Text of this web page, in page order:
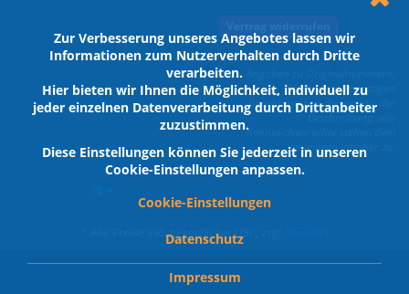
Zur Verbesserung unseres Angebotes lassen wir
Informationen zum Nutzerverhalten durch Dritte
verarbeiten.
Hier bieten wir Ihnen die Möglichkeit, individuell zu
jeder einzelnen Datenverarbeitung durch Drittanbeiter
zuzustimmen.
Diese Einstellungen können Sie jederzeit in unseren
Cookie-Einstellungen anpassen.
Cookie-Einstellungen
Datenschutz
Impressum
Marken und sonstigen
Bezeichnungen dienen nur der
Beschreibung; alle
Kennzeichenrechte stehen dem
jeweiligen Inhaber zu.
Alle Preise inkl. gesetzlicher USt., zzgl.